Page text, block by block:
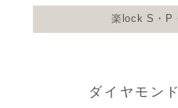
楽lock S・P
ダイヤモン